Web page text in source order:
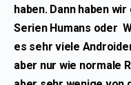
haben. Dann haben
Serien Humans oder
es sehr viele
aber nur wie normale